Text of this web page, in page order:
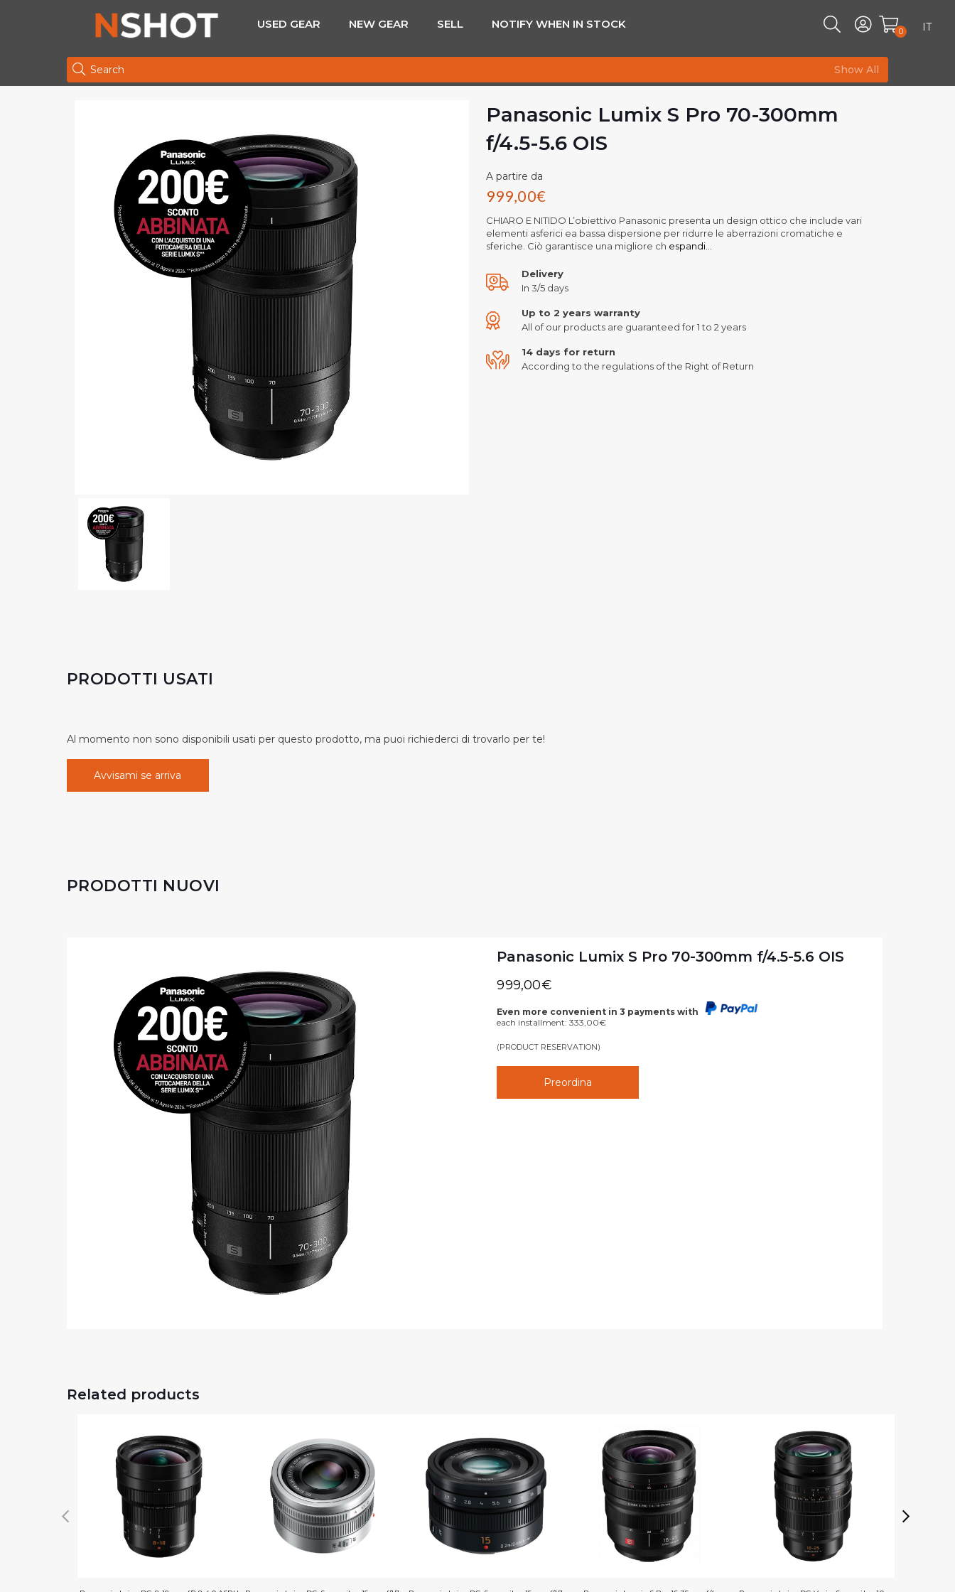
USED GEAR NEW GEAR SELL NOTIFY WHEN IN STOCK
0 IT
Show All
Panasonic Lumix S Pro 70-300mm
f/4.5-5.6 OIS
A partire da
999,00€
CHIARO E NITIDO L’obiettivo Panasonic presenta un design ottico che include vari
elementi asferici ea bassa dispersione per ridurre le aberrazioni cromatiche e
sferiche. Ciò garantisce una migliore ch espandi...
Delivery
In 3/5 days
Up to 2 years warranty
All of our products are guaranteed for 1 to 2 years
14 days for return
According to the regulations of the Right of Return
PRODOTTI USATI
Al momento non sono disponibili usati per questo prodotto, ma puoi richiederci di trovarlo per te!
Avvisami se arriva
PRODOTTI NUOVI
Panasonic Lumix S Pro 70-300mm f/4.5-5.6 OIS
999,00€
Even more convenient in 3 payments with
each installment:333,00€
(PRODUCT RESERVATION)
Preordina
Related products